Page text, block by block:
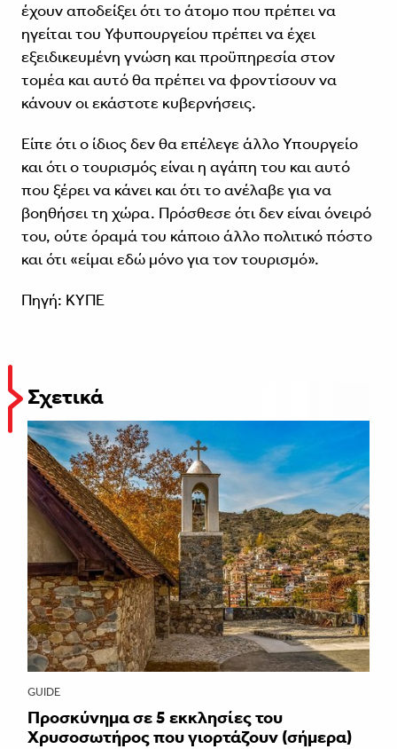
έχουν αποδείξει ότι το άτομο που πρέπει να
ηγείται του Υφυπουργείου πρέπει να έχει
εξειδικευμένη γνώση και προϋπηρεσία στον
τομέα και αυτό θα πρέπει να φροντίσουν να
κάνουν οι εκάστοτε κυβερνήσεις.
Είπε ότι ο ίδιος δεν θα επέλεγε άλλο Υπουργείο
και ότι ο τουρισμός είναι η αγάπη του και αυτό
που ξέρει να κάνει και ότι το ανέλαβε για να
βοηθήσει τη χώρα. Πρόσθεσε ότι δεν είναι όνειρό
του, ούτε όραμά του κάποιο άλλο πολιτικό πόστο
και ότι «είμαι εδώ μόνο για τον τουρισμό».
Πηγή: ΚΥΠΕ
Σχετικά
GUIDE
Προσκύνημα σε 5 εκκλησίες του
Χρυσοσωτήρος που γιορτάζουν (σήμερα)